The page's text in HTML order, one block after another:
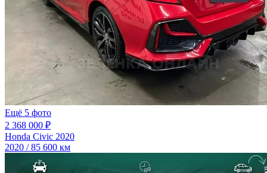
Ещё 5 фото
2 368 000 ₽
Honda Civic 2020
2020 / 85 600 км